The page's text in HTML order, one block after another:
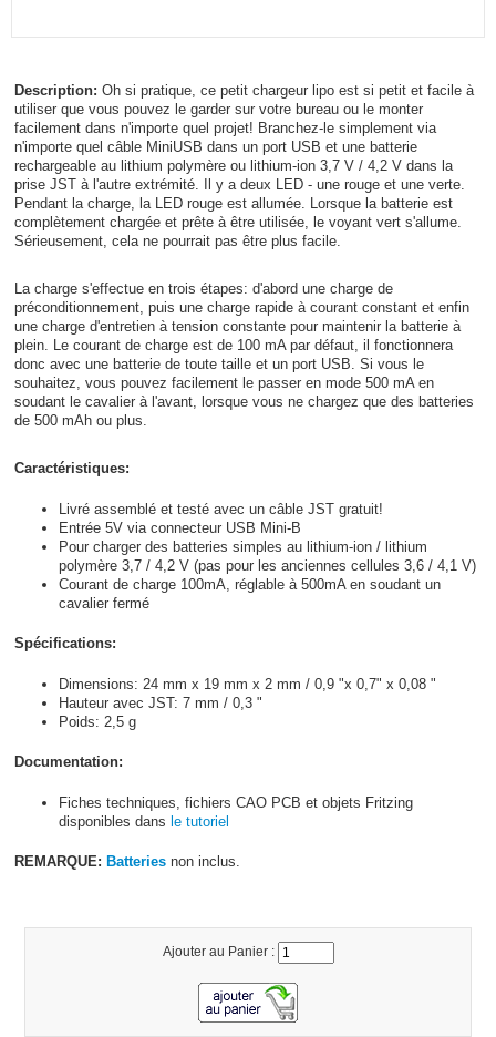
Description: Oh si pratique, ce petit chargeur lipo est si petit et facile à
utiliser que vous pouvez le garder sur votre bureau ou le monter
facilement dans n'importe quel projet! Branchez-le simplement via
n'importe quel câble MiniUSB dans un port USB et une batterie
rechargeable au lithium polymère ou lithium-ion 3,7 V / 4,2 V dans la
prise JST à l'autre extrémité. Il y a deux LED - une rouge et une verte.
Pendant la charge, la LED rouge est allumée. Lorsque la batterie est
complètement chargée et prête à être utilisée, le voyant vert s'allume.
Sérieusement, cela ne pourrait pas être plus facile.
La charge s'effectue en trois étapes: d'abord une charge de
préconditionnement, puis une charge rapide à courant constant et enfin
une charge d'entretien à tension constante pour maintenir la batterie à
plein. Le courant de charge est de 100 mA par défaut, il fonctionnera
donc avec une batterie de toute taille et un port USB. Si vous le
souhaitez, vous pouvez facilement le passer en mode 500 mA en
soudant le cavalier à l'avant, lorsque vous ne chargez que des batteries
de 500 mAh ou plus.
Caractéristiques:
Livré assemblé et testé avec un câble JST gratuit!
Entrée 5V via connecteur USB Mini-B
Pour charger des batteries simples au lithium-ion / lithium
polymère 3,7 / 4,2 V (pas pour les anciennes cellules 3,6 / 4,1 V)
Courant de charge 100mA, réglable à 500mA en soudant un
cavalier fermé
Spécifications:
Dimensions: 24 mm x 19 mm x 2 mm / 0,9 "x 0,7" x 0,08 "
Hauteur avec JST: 7 mm / 0,3 "
Poids: 2,5 g
Documentation:
Fiches techniques, fichiers CAO PCB et objets Fritzing
disponibles dans le tutoriel
REMARQUE: Batteries non inclus.
Ajouter au Panier :